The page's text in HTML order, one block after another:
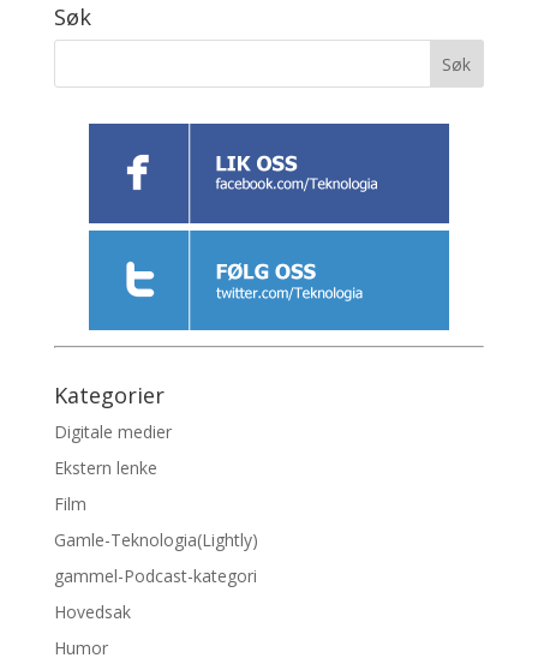
Søk
Kategorier
Digitale medier
Ekstern lenke
Film
Gamle-Teknologia(Lightly)
gammel-Podcast-kategori
Hovedsak
Humor